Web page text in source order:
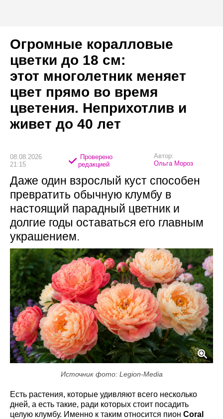
Огромные коралловые
цветки до 18 см:
этот многолетник меняет
цвет прямо во время
цветения. Неприхотлив и
живет до 40 лет
08.08.2026
21:15
Проверено
редакцией
Автор:
Ольга Мороз
Даже один взрослый куст способен
превратить обычную клумбу в
настоящий парадный цветник и
долгие годы оставаться его главным
украшением.
Источник фото: Legion-Media
Есть растения, которые удивляют всего несколько
дней, а есть такие, ради которых стоит посадить
целую клумбу. Именно к таким относится пион Coral